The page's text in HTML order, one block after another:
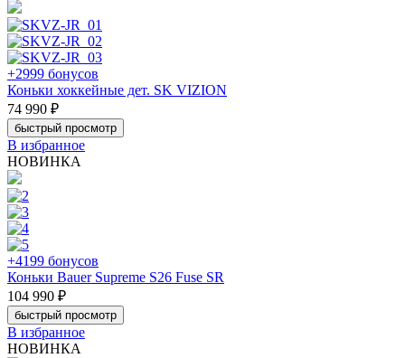
+2999 бонусов
Коньки хоккейные дет. SK VIZION
74 990 ₽
быстрый просмотр
В избранное
НОВИНКА
+4199 бонусов
Коньки Bauer Supreme S26 Fuse SR
104 990 ₽
быстрый просмотр
В избранное
НОВИНКА